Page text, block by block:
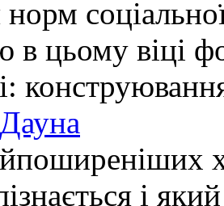
норм
в цьому віці
і